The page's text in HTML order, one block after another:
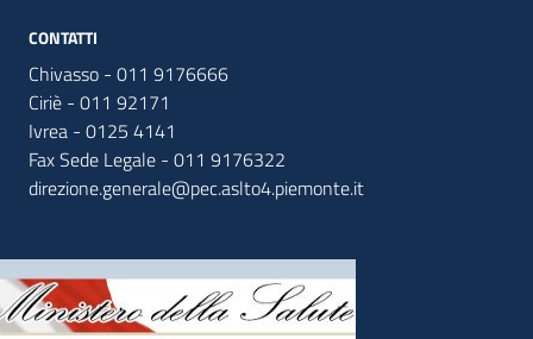
CONTATTI
Chivasso - 011 9176666
Ciriè - 011 92171
Ivrea - 0125 4141
Fax Sede Legale - 011 9176322
direzione.generale@pec.aslto4.piemonte.it